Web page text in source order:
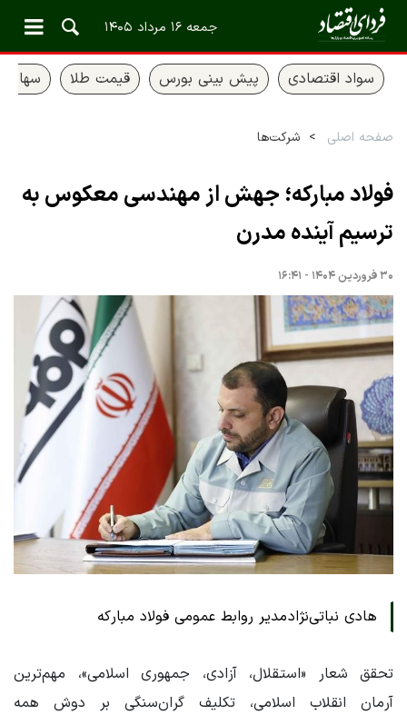
جمعه ۱۶ مرداد ۱۴۰۵
سواد اقتصادی پیش بینی بورس قیمت طلا سهام
صفحه اصلی شرکت‌ها
فولاد مبارکه؛ جهش از مهندسی معکوس به
ترسیم آینده مدرن
۳۰ فروردین ۱۴۰۴ - ۱۶:۴۱
هادی نباتی‌نژاد مدیر روابط عمومی فولاد مبارکه
تحقق شعار «استقلال، آزادی، جمهوری اسلامی»، مهم‌ترین
آرمان انقلاب اسلامی، تکلیف گران‌سنگی بر دوش همه